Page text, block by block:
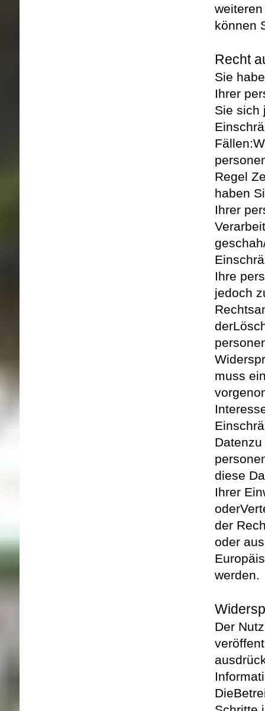
können
Recht
Sie
Ihrer
Sie sich
Fällen:
Regel
haben
Ihrer
Ihre
jedoch
der
muss
Datenzu
diese
Ihrer
oder
der
oder
werden.
Der
Die